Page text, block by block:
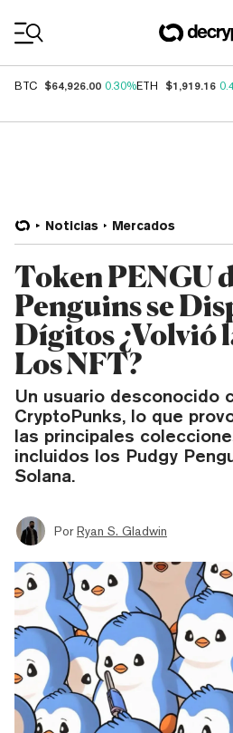
BTC $64,926.00 0.30%ETH $1,919.16
Noticias Mercados
Token PENGU
Penguins se
Dígitos ¿Volvió
Los NFT?
Un usuario desconocido
CryptoPunks, lo que
las principales
incluidos los Pudgy
Solana.
Por Ryan S. Gladwin